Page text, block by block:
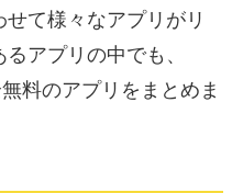
て様々なアプリがリ
アプリの中でも、
料のアプリをまとめま